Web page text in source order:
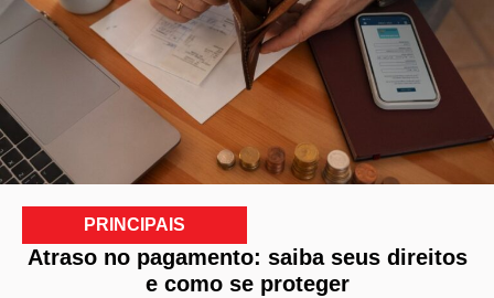
PRINCIPAIS
Atraso no pagamento: saiba seus direitos
e como se proteger